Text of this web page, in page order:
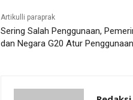
Artikulli paraprak
Sering Salah Penggunaan,
dan Negara G20 Atur